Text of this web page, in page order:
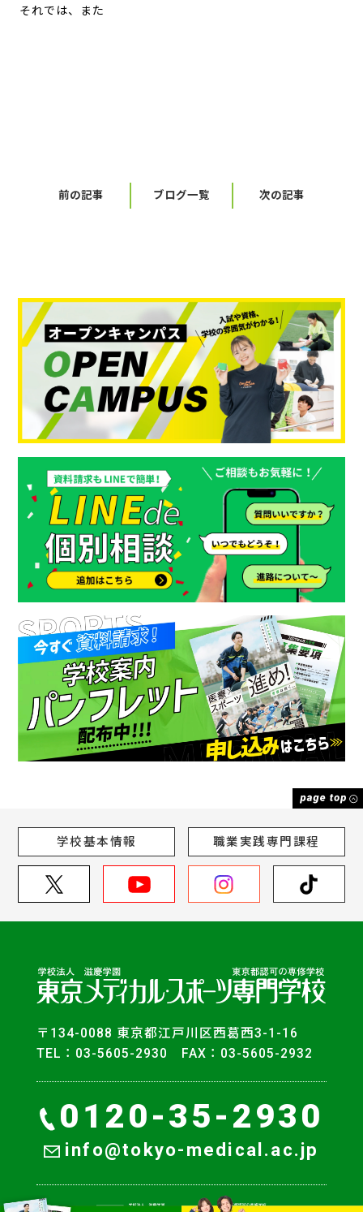
それでは、また
前の記事 ブログ一覧 次の記事
学校基本情報 職業実践専門課程
〒134-0088 東京都江戸川区西葛西3-1-16
TEL：03-5605-2930 FAX：03-5605-2932
0120-35-2930
info@tokyo-medical.ac.jp